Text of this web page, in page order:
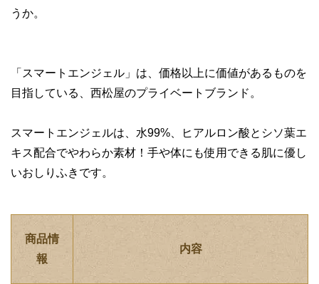
うか。
「スマートエンジェル」は、価格以上に価値があるものを
目指している、西松屋のプライベートブランド。
スマートエンジェルは、水99%、ヒアルロン酸とシソ葉エ
キス配合でやわらか素材！手や体にも使用できる肌に優し
いおしりふきです。
商品情
報
内容